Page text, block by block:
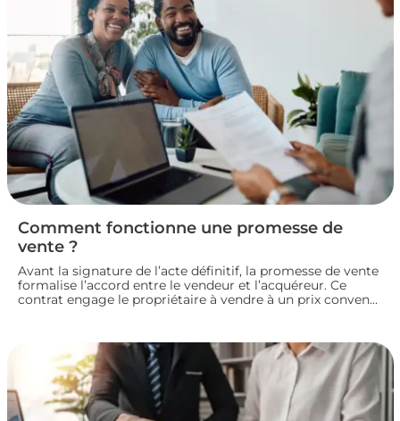
Comment fonctionne une promesse de
vente ?
Avant la signature de l’acte définitif, la promesse de vente
formalise l’accord entre le vendeur et l’acquéreur. Ce
contrat engage le propriétaire à vendre à un prix convenu
et droit de rétractation, analysons le fonctionnement réel
de cette étape clé d’une transaction immobilière.